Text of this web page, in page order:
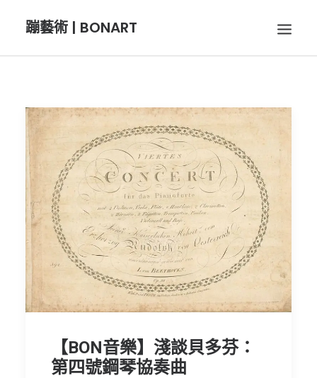
蹦藝術 | BONART
BON呼吸
BON攝影
BON插畫
BON旅行
關於我們
【BON音樂】淺談貝多芬：
第四號鋼琴協奏曲